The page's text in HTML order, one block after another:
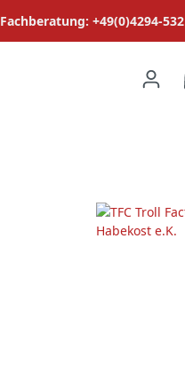
Fachberatung: +49(0)4294-532